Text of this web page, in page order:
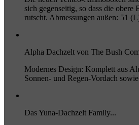
sich gegenseitig, so dass die
rutscht. Abmessungen außen: 51
Alpha Dachzelt von The Bush
Modernes Design: Komplett aus
Sonnen- und Regen-Vordach
Das Yuna-Dachzelt Family...